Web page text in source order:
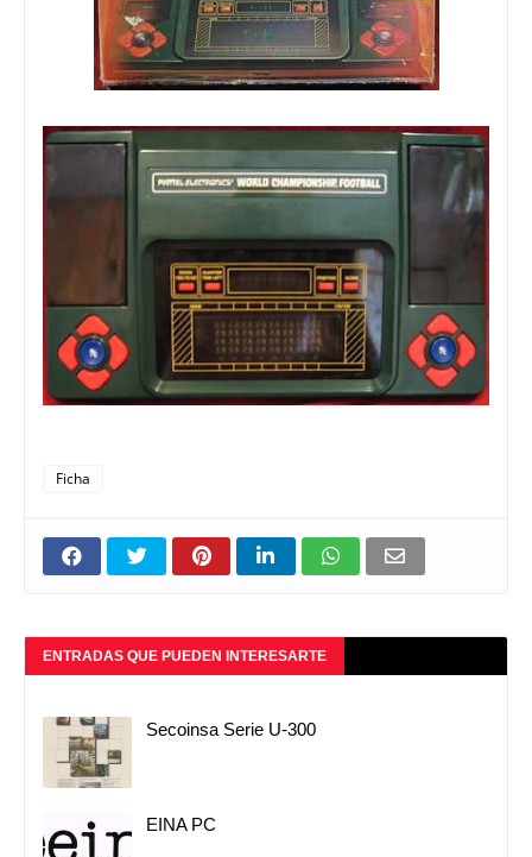
Ficha
ENTRADAS QUE PUEDEN INTERESARTE
Secoinsa Serie U-300
EINA PC